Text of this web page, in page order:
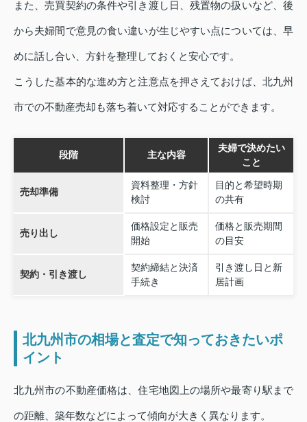
また、売買契約の条件や引き渡し日、残置物の扱いなど、後
から夫婦間で意見の食い違いが生じやすい点については、早
めに話し合い、方針を整理しておくと安心です。
こうした基本的な進め方と注意点を押さえておけば、北九州
市での不動産売却も落ち着いて対応することができます。
段階 主な内容
夫婦で決めたい
こと
売却準備
資料整理・方針
検討
目的と希望時期
の共有
売り出し
価格設定と販売
開始
価格と販売期間
の目安
契約・引き渡し
契約締結と決済
手続き
引き渡し日と新
居計画
北九州市の相場と査定で知っておきたいポ
イント
北九州市の不動産価格は、住宅地図上の場所や最寄り駅まで
の距離、築年数などによって傾向が大きく異なります。